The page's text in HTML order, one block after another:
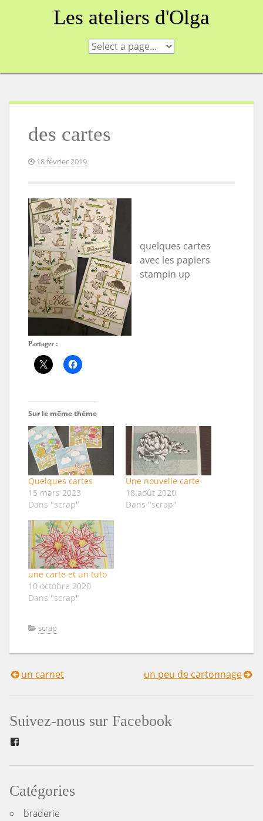
Les ateliers d'Olga
des cartes
18 février 2019
quelques cartes
avec les papiers
stampin up
Partager :
Sur le même thème
Quelques cartes
15 mars 2023
Dans "scrap"
Une nouvelle carte
18 août 2020
Dans "scrap"
une carte et un tuto
10 octobre 2020
Dans "scrap"
scrap
Navigation
l’article
un carnet un peu de cartonnage
Suivez-nous sur Facebook
Catégories
braderie